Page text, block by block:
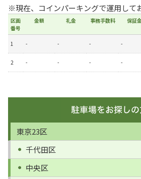
※現在、コインパーキングで運用して
区画
番号
金額 礼金 事務手数料 保証金
1 - - - -
2 - - - -
東京23区
千代田区
中央区